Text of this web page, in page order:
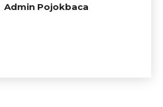
Admin Pojokbaca